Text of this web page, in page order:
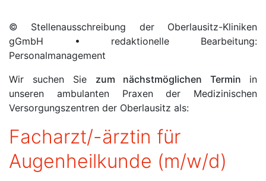
© Stellenausschreibung der Oberlausitz-Kliniken
gGmbH • redaktionelle Bearbeitung:
Personalmanagement
Wir suchen Sie zum nächstmöglichen Termin in
unseren ambulanten Praxen der Medizinischen
Versorgungszentren der Oberlausitz als:
Facharzt/-ärztin für
Augenheilkunde (m/w/d)